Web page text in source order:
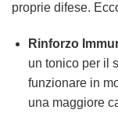
proprie difese.
Rinforzo
un tonico per il
funzionare in
una maggiore